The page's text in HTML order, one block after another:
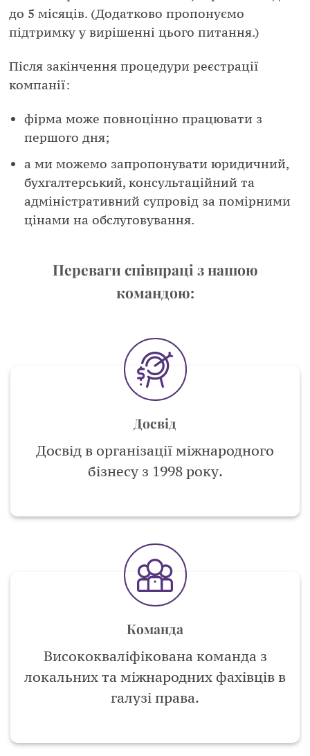
до 5 місяців. (Додатково пропонуємо
підтримку у вирішенні цього питання.)
Після закінчення процедури реєстрації
компанії:
фірма може повноцінно працювати з
першого дня;
а ми можемо запропонувати юридичний,
бухгалтерський, консультаційний та
адміністративний супровід за помірними
цінами на обслуговування.
Переваги співпраці з нашою
командою:
Досвід
Досвід в організації міжнародного
бізнесу з 1998 року.
Команда
Висококваліфікована команда з
локальних та міжнародних фахівців в
галузі права.